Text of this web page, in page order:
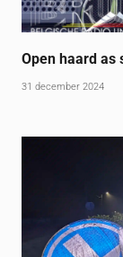
Open haard
31 december 2024